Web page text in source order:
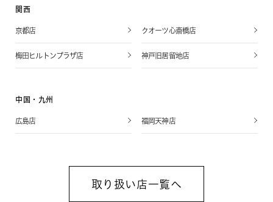
関西
京都店 クオーツ心斎橋店
梅田ヒルトンプラザ店 神戸旧居留地店
中国・九州
広島店 福岡天神店
取り扱い店一覧へ